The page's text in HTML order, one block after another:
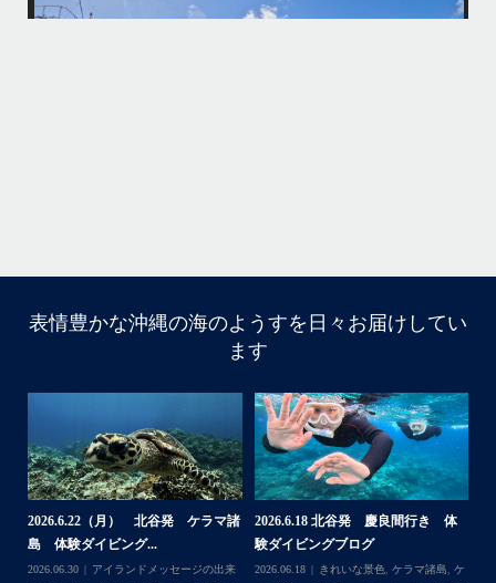
・
何ヶ月も前からやり取りさせて頂き温めていたご予約でしたので、お天
はいさい
アイランドメッセージです
最近は、連日クルーザーチャーターのご利用が続いていて
梅雨明け後のパーフェクトな海でバナナボートに船上
BBQ、シュノーケリングとお楽しみ頂いております
・
・
何ヶ月も前からやり取りさせて頂き温めていたご予約でし
たので、お天気とコンディションに恵まれて、皆さん大満
足な一日を過ごして頂けて本当によかったです
表情豊かな沖縄の海のようすを日々お届けしてい
ます
【台風13号によるツアー中止のお知
らせ】
2026.08.06
アイランドメッセージの出来
2026.8.2（火） 北谷発 ケラマ諸
島 体験ダイビング&...
2026.08.03
アイランドメッセージの出来